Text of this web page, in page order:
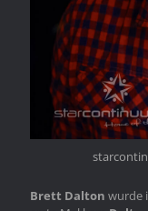
Brett Dalton wurde